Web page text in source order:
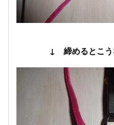
↓ 締めるとこうな